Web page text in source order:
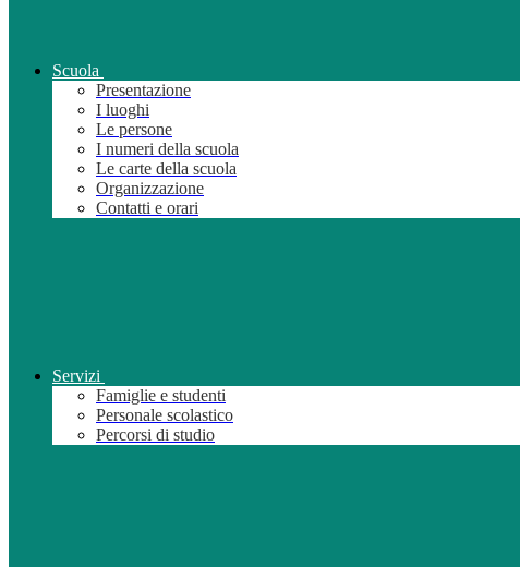
Scuola
Presentazione
I luoghi
Le persone
I numeri della scuola
Le carte della scuola
Organizzazione
Contatti e orari
Servizi
Famiglie e studenti
Personale scolastico
Percorsi di studio